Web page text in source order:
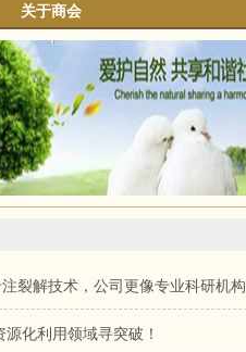
关于商会
裂解技术，公司更像专业科研机构
化利用领域寻突破！